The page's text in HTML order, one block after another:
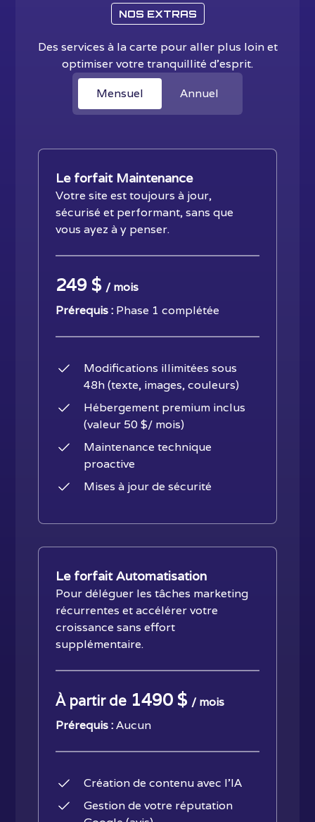
NOS EXTRAS
Des services à la carte pour aller plus loin et
optimiser votre tranquillité d'esprit.
Mensuel
Annuel
Le forfait Maintenance
Votre site est toujours à jour,
sécurisé et performant, sans que
vous ayez à y penser.
249 $ / mois
Prérequis : Phase 1 complétée
Modifications illimitées sous
48h (texte, images, couleurs)
Hébergement premium inclus
(valeur 50 $/ mois)
Maintenance technique
proactive
Mises à jour de sécurité
Le forfait Automatisation
Pour déléguer les tâches marketing
récurrentes et accélérer votre
croissance sans effort
supplémentaire.
À partir de 1490 $ / mois
Prérequis :Aucun
Création de contenu avec l'IA
Gestion de votre réputation